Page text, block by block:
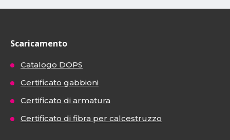
Scaricamento
Catalogo DOPS
Certificato gabbioni
Certificato di armatura
Certificato di fibra per calcestruzzo